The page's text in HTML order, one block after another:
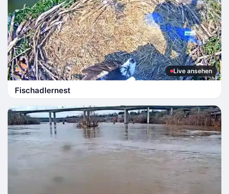
Live ansehen
Fischadlernest